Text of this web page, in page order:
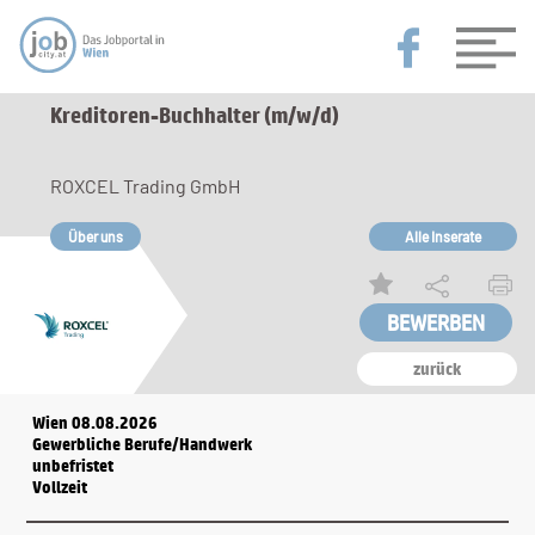
Kreditoren-Buchhalter (m/w/d)
zurück
ROXCEL Trading GmbH
Über uns Alle Inserate
Wien 08.08.2026
Gewerbliche Berufe/Handwerk
unbefristet
Vollzeit